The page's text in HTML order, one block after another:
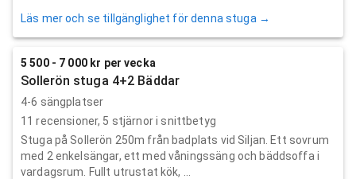
Läs mer och se tillgänglighet för denna stuga →
5 500 - 7 000 kr per vecka
Sollerön stuga 4+2 Bäddar
4-6 sängplatser
11 recensioner, 5 stjärnor i snittbetyg
Stuga på Sollerön 250m från badplats vid Siljan. Ett sovrum
med 2 enkelsängar, ett med våningssäng och bäddsoffa i
vardagsrum. Fullt utrustat kök, ...